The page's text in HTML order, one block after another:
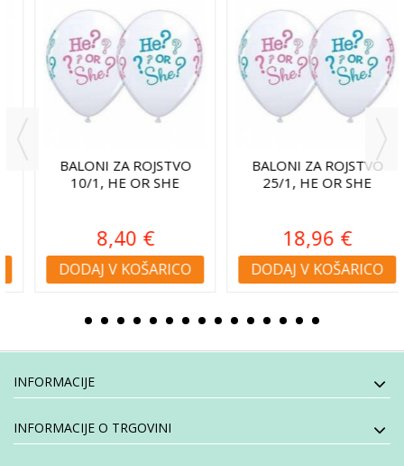
BALONI ZA ROJSTVO
10/1, HE OR SHE
8,40 €
DODAJ V KOŠARICO
BALONI ZA ROJSTVO
25/1, HE OR SHE
18,96 €
DODAJ V KOŠARICO
INFORMACIJE
INFORMACIJE O TRGOVINI